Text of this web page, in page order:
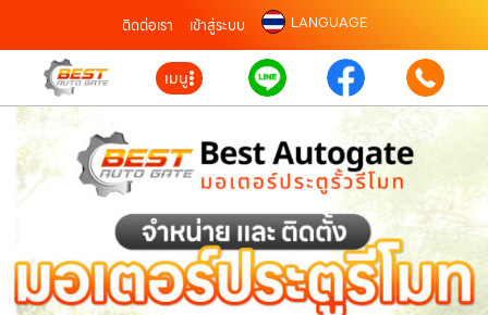
ติดต่อเรา เข้าสู่ระบบ LANGUAGE
เมนู